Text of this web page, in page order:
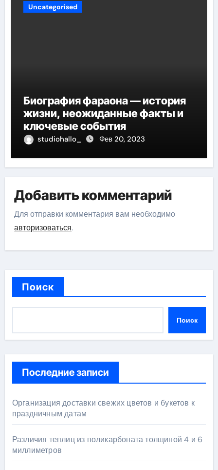
Uncategorised
Биография фараона — история
жизни, неожиданные факты и
ключевые события
studiohallo_ Фев 20, 2023
Добавить комментарий
Для отправки комментария вам необходимо
авторизоваться.
Поиск
Поиск
Последние записи
Организация доставки свежих цветов и букетов к
праздничным датам
Различия теплиц из поликарбоната толщиной 4 и 6
миллиметров